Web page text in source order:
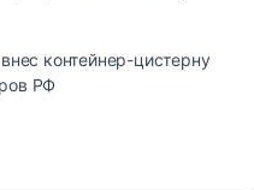
контейнер-цистерну
РФ